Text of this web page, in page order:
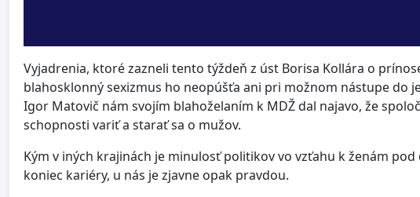
Vyjadrenia, ktoré zazneli tento týždeň z úst Borisa Kollára o
blahosklonný sexizmus ho neopúšťa ani pri možnom nástupe do
Igor Matovič nám svojím blahoželaním k MDŽ dal najavo, že
schopnosti variť a starať sa o mužov.
Kým v iných krajinách je minulosť politikov vo vzťahu k ženám
koniec kariéry, u nás je zjavne opak pravdou.